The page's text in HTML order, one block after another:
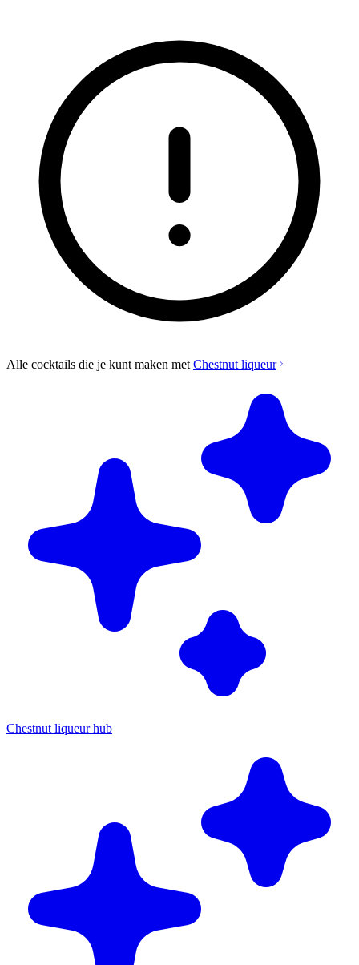
Alle cocktails die je kunt maken met Chestnut liqueur
Chestnut liqueur hub